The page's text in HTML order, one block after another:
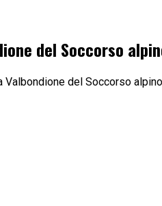
del Soccorso
Valbondione del Soccorso